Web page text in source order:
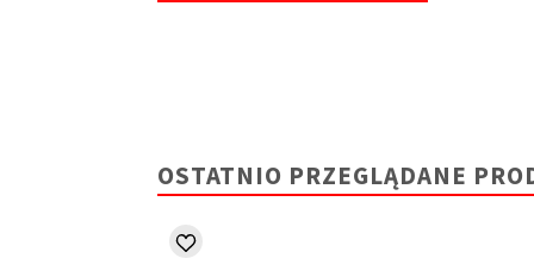
OSTATNIO PRZEGLĄDANE